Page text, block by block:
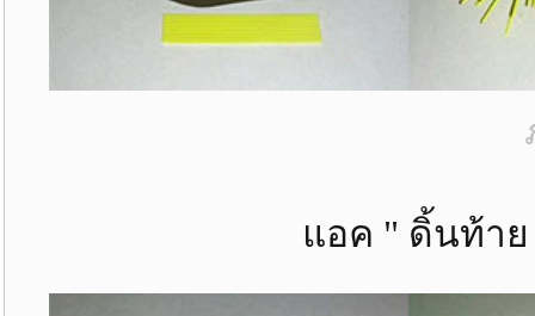
แอค " ดิ้นท้าย " ทรง